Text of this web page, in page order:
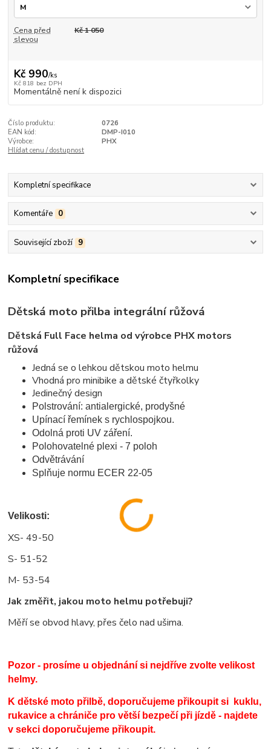
Cena před
slevou
Kč 1 050
Kč 990/ks
Kč 818 bez DPH
Momentálně není k dispozici
Číslo produktu:
0726
EAN kód:
DMP-I010
Výrobce:
PHX
Hlídat cenu / dostupnost
Kompletní specifikace
Komentáře 0
Související zboží 9
Kompletní specifikace
Dětská moto přilba integrální růžová
Dětská Full Face helma od výrobce PHX motors
růžová
Jedná se o lehkou dětskou moto helmu
Vhodná pro minibike a dětské čtyřkolky
Jedinečný design
Polstrování: antialergické, prodyšné
Upínací řemínek s rychlospojkou.
Odolná proti UV záření.
Polohovatelné plexi - 7 poloh
Odvětrávání
Splňuje normu ECER 22-05
Velikosti:
XS- 49-50
S- 51-52
M- 53-54
Jak změřit, jakou moto helmu potřebuji?
Měří se obvod hlavy, přes čelo nad ušima.
Pozor - prosíme u objednání si nejdříve zvolte velikost
helmy.
K dětské moto přilbě, doporučujeme přikoupit si kuklu,
rukavice a chrániče pro větší bezpečí při jízdě - najdete
v sekci doporučujeme přikoupit.